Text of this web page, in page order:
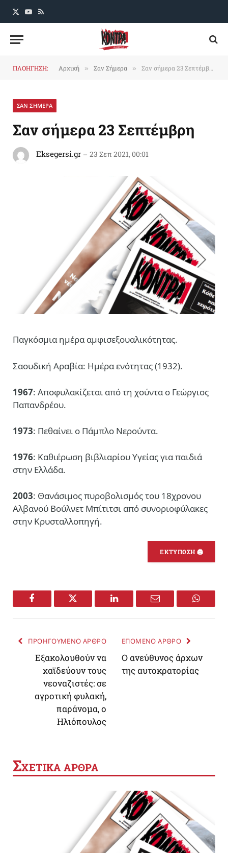
X
YouTube
RSS
ΠΛΟΗΓΗΣΗ: Αρχική » Σαν Σήμερα » Σαν σήμερα 23 Σεπτέμβρη
ΣΑΝ ΣΗΜΕΡΑ
Σαν σήμερα 23 Σεπτέμβρη
Eksegersi.gr 23 Σεπ 2021, 00:01
Παγκόσμια ημέρα αμφισεξουαλικότητας.
Σαουδική Αραβία: Ημέρα ενότητας (1932).
1967: Αποφυλακίζεται από τη χούντα ο Γεώργιος
Παπανδρέου.
1973: Πεθαίνει ο Πάμπλο Νερούντα.
1976: Καθιέρωση βιβλιαρίου Υγείας για παιδιά
στην Ελλάδα.
2003: Θανάσιμος πυροβολισμός του 18χρονου
Αλβανού Βούλνετ Μπίτιτσι από συνοριοφύλακες
στην Κρυσταλλοπηγή.
ΕΚΤΥΠΩΣΗ 🖨
Facebook Twitter LinkedIn Email
ΠΡΟΗΓΟΥΜΕΝΟ ΑΡΘΡΟ
Εξακολουθούν να
χαϊδεύουν τους
νεοναζιστές: σε
αγροτική φυλακή,
παράνομα, ο
Ηλιόπουλος
ΕΠΟΜΕΝΟ ΑΡΘΡΟ
Ο ανεύθυνος άρχων
της αυτοκρατορίας
ΣΧΕΤΙΚΑ ΑΡΘΡΑ